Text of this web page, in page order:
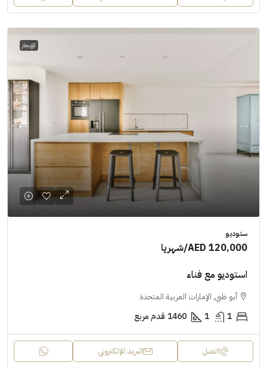
للإيجار
ستوديو
AED 120,000/شهريا
استوديو مع فناء
أبو ظبي, الإمارات العربية المتحدة
1
1
1460 قدم مربع
اتصل البريد الإلكتروني